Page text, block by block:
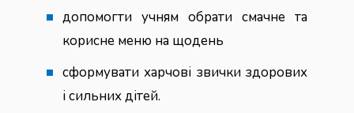
допомогти учням обрати смачне та
корисне меню на щодень
сформувати харчові звички здорових
і сильних дітей.